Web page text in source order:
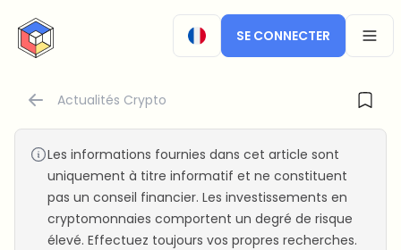
CryptoTicker
SE CONNECTER
Actualités Crypto
Les informations fournies dans cet article sont
uniquement à titre informatif et ne constituent
pas un conseil financier. Les investissements en
cryptomonnaies comportent un degré de risque
élevé. Effectuez toujours vos propres recherches.